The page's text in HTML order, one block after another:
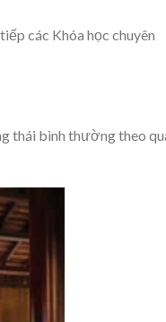
các Khóa học chuyên
thái bình thường theo